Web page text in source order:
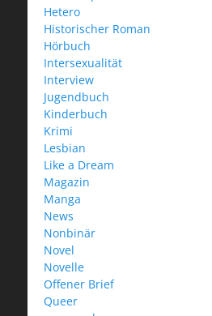
Hetero
Historischer Roman
Hörbuch
Intersexualität
Interview
Jugendbuch
Kinderbuch
Krimi
Lesbian
Like a Dream
Magazin
Manga
News
Nonbinär
Novel
Novelle
Offener Brief
Queer